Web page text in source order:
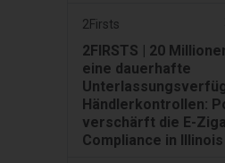
2Firsts
2FIRSTS | 20
eine dauerhafte
Händlerkontrollen:
verschärft die E-
Compliance in Illinois